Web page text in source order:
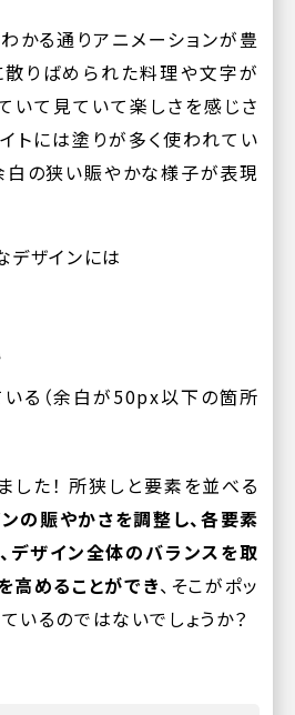
かる通りアニメーションが豊
りばめられた料理や文字が
いて見ていて楽しさを感じさ
トには塗りが多く使われてい
白の狭い賑やかな様子が表現
デザインには
る（余白が50px以下の箇所
した！ 所狭しと要素を並べる
の賑やかさを調整し、各要素
デザイン全体のバランスを取
高めることができ、そこがポッ
いるのではないでしょうか？